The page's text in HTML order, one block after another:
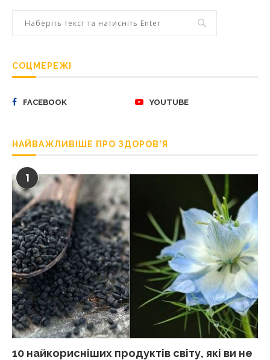
СОЦМЕРЕЖІ
FACEBOOK YOUTUBE
НАЙВАЖЛИВІШЕ ПРО ЗДОРОВ’Я
1
10 найкорисніших продуктів світу, які ви не